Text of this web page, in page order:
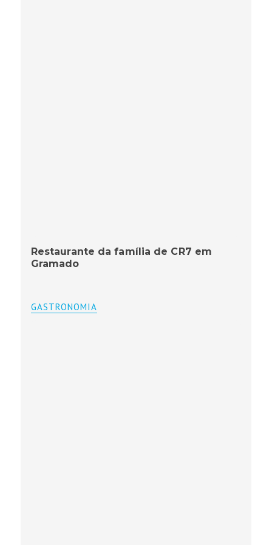
Restaurante da família de CR7 em
Gramado
GASTRONOMIA